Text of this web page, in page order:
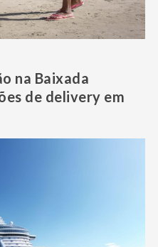
na Baixada
de delivery em